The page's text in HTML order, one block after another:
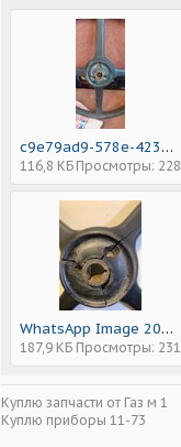
c9e79ad9-578e-4235-bb6c-3c043a9ce145.jpeg
116,8 КБ Просмотры: 228
WhatsApp Image 2025-04-10 at 18.37.50.jpeg
187,9 КБ Просмотры: 231
Куплю запчасти от Газ м 1
Куплю приборы 11-73